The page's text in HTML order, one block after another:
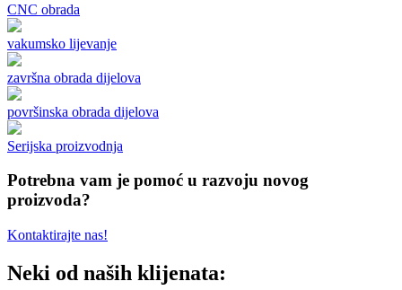
CNC obrada
vakumsko lijevanje
završna obrada dijelova
površinska obrada dijelova
Serijska proizvodnja
Potrebna vam je pomoć u razvoju novog
proizvoda?
Kontaktirajte nas!
Neki od naših klijenata: